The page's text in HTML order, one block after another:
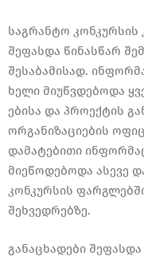
საგრანტო კონკურსის
შეფასდა წინასწარ
შესაბამისად.
ხელი მიუწვდებოდა
ებისა და პროექტის
ორგანიზაციების
დამატებითი
მიეწოდებოდა ასევე
კონკურსის
შეხვედრებზე.
განაცხადები